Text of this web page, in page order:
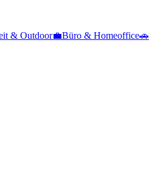
& Outdoor💼Büro & Homeoffice🚗